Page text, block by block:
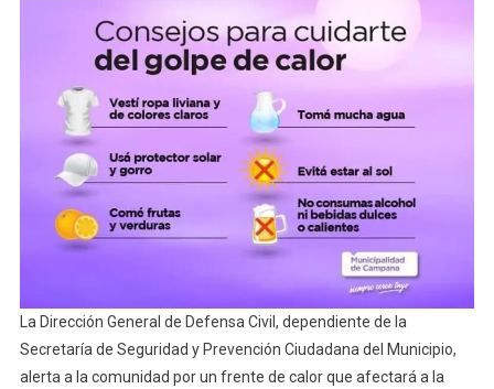
La Dirección General de Defensa Civil, dependiente de la
Secretaría de Seguridad y Prevención Ciudadana del Municipio,
alerta a la comunidad por un frente de calor que afectará a la